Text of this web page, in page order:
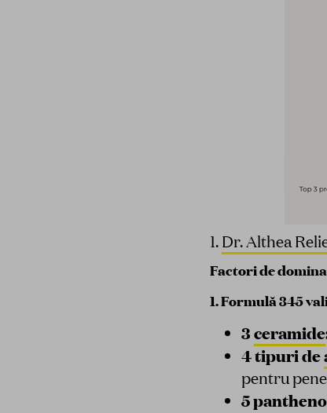
1.Dr. Althea
Factori de
1. Formulă 345
3ceramide
4 tipuri de
pentru
5